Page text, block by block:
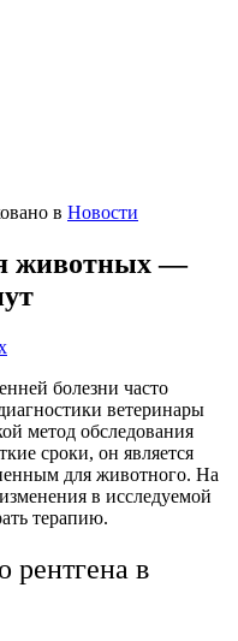
в Новости
животных —
болезни часто
ветеринары
метод обследования
сроки, он является
для животного. На
в исследуемой
терапию.
рентгена в